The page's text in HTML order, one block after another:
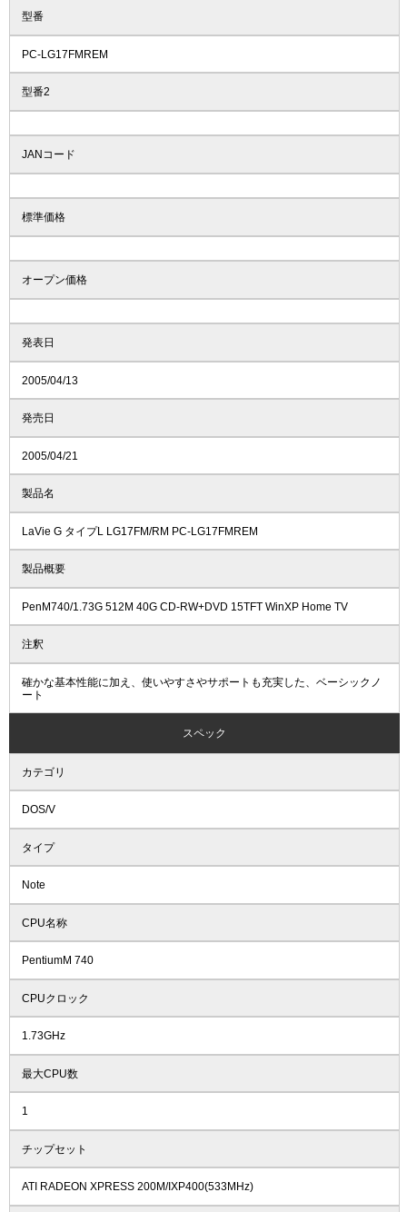
型番
PC-LG17FMREM
型番2
JANコード
標準価格
オープン価格
発表日
2005/04/13
発売日
2005/04/21
製品名
LaVie G タイプL LG17FM/RM PC-LG17FMREM
製品概要
PenM740/1.73G 512M 40G CD-RW+DVD 15TFT WinXP Home TV
注釈
確かな基本性能に加え、使いやすさやサポートも充実した、ベーシックノ
ート
スペック
カテゴリ
DOS/V
タイプ
Note
CPU名称
PentiumM 740
CPUクロック
1.73GHz
最大CPU数
1
チップセット
ATI RADEON XPRESS 200M/IXP400(533MHz)